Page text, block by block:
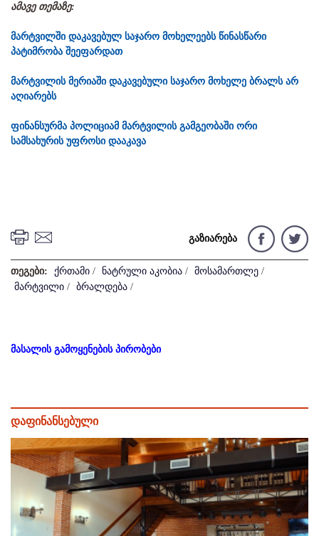
ამავე თემაზე:
მარტვილში დაკავებულ საჯარო მოხელეებს წინასწარი
პატიმრობა შეეფარდათ
მარტვილის მერიაში დაკავებული საჯარო მოხელე ბრალს არ
აღიარებს
ფინანსურმა პოლიციამ მარტვილის გამგეობაში ორი
სამსახურის უფროსი დააკავა
გაზიარება
თეგები: ქრთამი / ნატრული აკობია / მოსამართლე /
მარტვილი / ბრალდება /
მასალის გამოყენების პირობები
დაფინანსებული